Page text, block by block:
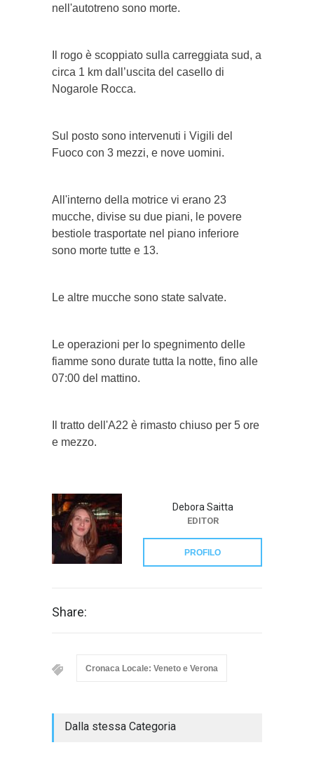
nell'autotreno sono morte.
Il rogo è scoppiato sulla carreggiata sud, a
circa 1 km dall’uscita del casello di
Nogarole Rocca.
Sul posto sono intervenuti i Vigili del
Fuoco con 3 mezzi, e nove uomini.
All'interno della motrice vi erano 23
mucche, divise su due piani, le povere
bestiole trasportate nel piano inferiore
sono morte tutte e 13.
Le altre mucche sono state salvate.
Le operazioni per lo spegnimento delle
fiamme sono durate tutta la notte, fino alle
07:00 del mattino.
Il tratto dell'A22 è rimasto chiuso per 5 ore
e mezzo.
Debora Saitta
EDITOR
PROFILO
Share:
Cronaca Locale: Veneto e Verona
Dalla stessa Categoria